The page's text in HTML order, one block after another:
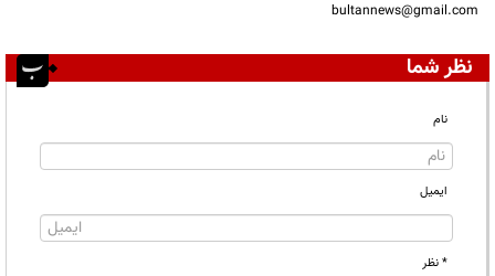
bultannews@gmail.com
نظر شما
نام
ایمیل
* نظر